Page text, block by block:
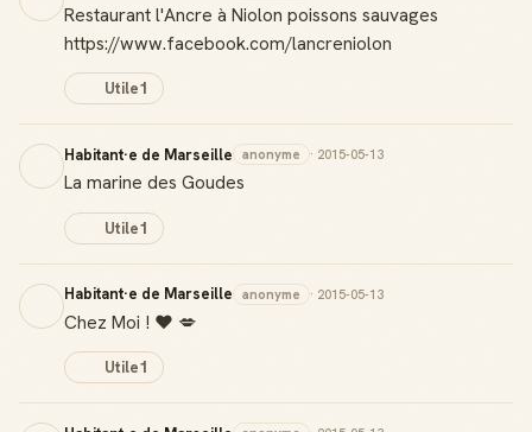
Restaurant l'Ancre à Niolon poissons sauvages
https://www.facebook.com/lancreniolon
Utile1
Habitant·e de Marseille anonyme · 2015-05-13
La marine des Goudes
Utile1
Habitant·e de Marseille anonyme · 2015-05-13
Chez Moi ! ❤️ 💋
Utile1